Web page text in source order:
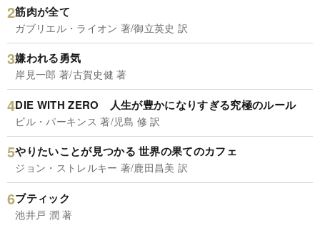
筋肉が全て
ガブリエル・ライオン 著/御立英史 訳
嫌われる勇気
岸見一郎 著/古賀史健 著
DIE WITH ZERO 人生が豊かになりすぎる究極のルール
ビル・パーキンス 著/児島 修 訳
やりたいことが見つかる 世界の果てのカフェ
ジョン・ストレルキー 著/鹿田昌美 訳
ブティック
池井戸 潤 著